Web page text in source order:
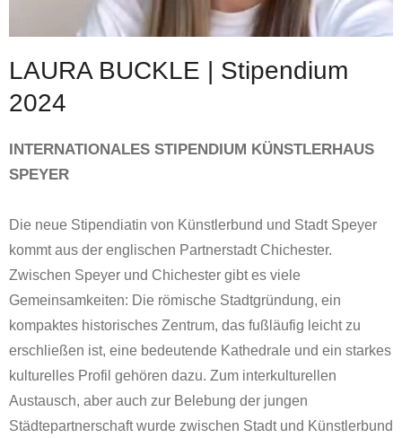
LAURA BUCKLE | Stipendium
2024
INTERNATIONALES STIPENDIUM KÜNSTLERHAUS
SPEYER
Die neue Stipendiatin von Künstlerbund und Stadt Speyer
kommt aus der englischen Partnerstadt Chichester.
Zwischen Speyer und Chichester gibt es viele
Gemeinsamkeiten: Die römische Stadtgründung, ein
kompaktes historisches Zentrum, das fußläufig leicht zu
erschließen ist, eine bedeutende Kathedrale und ein starkes
kulturelles Profil gehören dazu. Zum interkulturellen
Austausch, aber auch zur Belebung der jungen
Städtepartnerschaft wurde zwischen Stadt und Künstlerbund